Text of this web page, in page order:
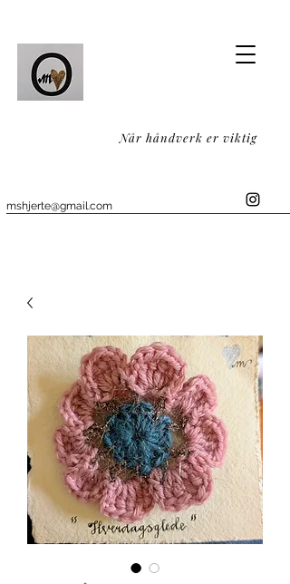
Når håndverk er viktig
mshjerte@gmail.com